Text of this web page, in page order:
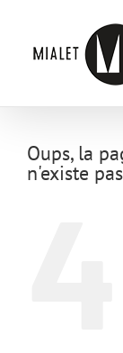
Oups, la
n'existe